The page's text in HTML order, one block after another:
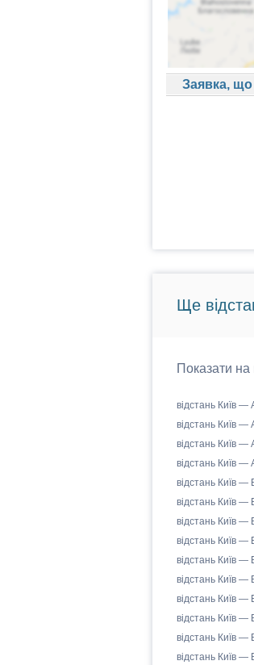
Заявка, що
Ще
Показати на
відстань Київ
відстань Київ —
відстань Київ —
відстань Київ —
відстань Київ —
відстань Київ —
відстань Київ —
відстань Київ —
відстань Київ —
відстань Київ
відстань Київ —
відстань Київ —
відстань Київ —
відстань Київ